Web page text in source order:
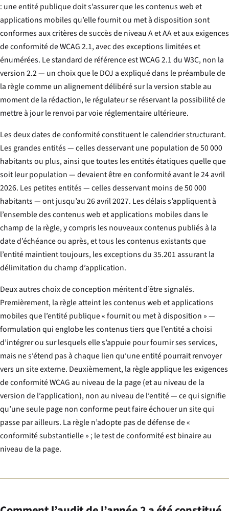
: une entité publique doit s’assurer que les contenus web et
applications mobiles qu’elle fournit ou met à disposition sont
conformes aux critères de succès de niveau A et AA et aux exigences
de conformité de WCAG 2.1, avec des exceptions limitées et
énumérées. Le standard de référence est WCAG 2.1 du W3C, non la
version 2.2 — un choix que le DOJ a expliqué dans le préambule de
la règle comme un alignement délibéré sur la version stable au
moment de la rédaction, le régulateur se réservant la possibilité de
mettre à jour le renvoi par voie réglementaire ultérieure.
Les deux dates de conformité constituent le calendrier structurant.
Les grandes entités — celles desservant une population de 50 000
habitants ou plus, ainsi que toutes les entités étatiques quelle que
soit leur population — devaient être en conformité avant le 24 avril
2026. Les petites entités — celles desservant moins de 50 000
habitants — ont jusqu’au 26 avril 2027. Les délais s’appliquent à
l’ensemble des contenus web et applications mobiles dans le
champ de la règle, y compris les nouveaux contenus publiés à la
date d’échéance ou après, et tous les contenus existants que
l’entité maintient toujours, les exceptions du 35.201 assurant la
délimitation du champ d’application.
Deux autres choix de conception méritent d’être signalés.
Premièrement, la règle atteint les contenus web et applications
mobiles que l’entité publique « fournit ou met à disposition » —
formulation qui englobe les contenus tiers que l’entité a choisi
d’intégrer ou sur lesquels elle s’appuie pour fournir ses services,
mais ne s’étend pas à chaque lien qu’une entité pourrait renvoyer
vers un site externe. Deuxièmement, la règle applique les exigences
de conformité WCAG au niveau de la page (et au niveau de la
version de l’application), non au niveau de l’entité — ce qui signifie
qu’une seule page non conforme peut faire échouer un site qui
passe par ailleurs. La règle n’adopte pas de défense de «
conformité substantielle » ; le test de conformité est binaire au
niveau de la page.